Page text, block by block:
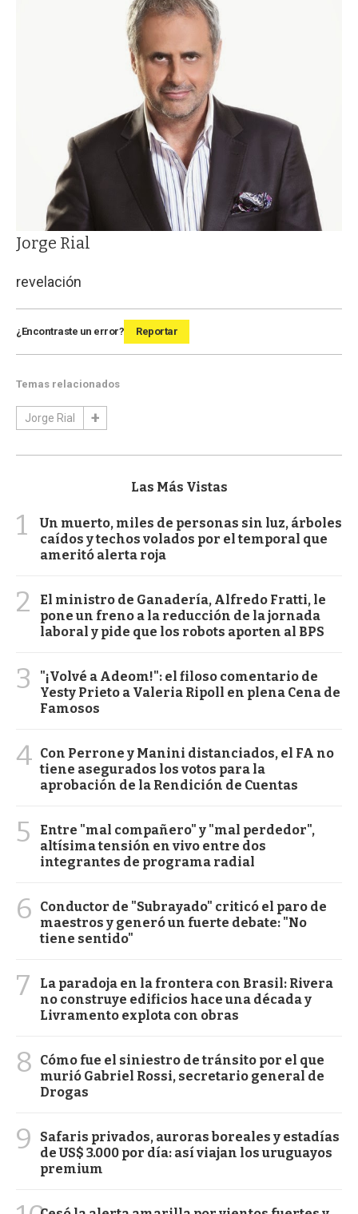
Jorge Rial
revelación
¿Encontraste un error? Reportar
Temas relacionados
Jorge Rial
Las Más Vistas
1
Un muerto, miles de personas sin luz, árboles
caídos y techos volados por el temporal que
ameritó alerta roja
2
El ministro de Ganadería, Alfredo Fratti, le
pone un freno a la reducción de la jornada
laboral y pide que los robots aporten al BPS
3
"¡Volvé a Adeom!": el filoso comentario de
Yesty Prieto a Valeria Ripoll en plena Cena de
Famosos
4 Con Perrone y Manini distanciados, el FA no
tiene asegurados los votos para la
aprobación de la Rendición de Cuentas
5
Entre "mal compañero" y "mal perdedor",
altísima tensión en vivo entre dos
integrantes de programa radial
6
Conductor de "Subrayado" criticó el paro de
maestros y generó un fuerte debate: "No
tiene sentido"
7
La paradoja en la frontera con Brasil: Rivera
no construye edificios hace una década y
Livramento explota con obras
8
Cómo fue el siniestro de tránsito por el que
murió Gabriel Rossi, secretario general de
Drogas
9
Safaris privados, auroras boreales y estadías
de US$ 3.000 por día: así viajan los uruguayos
premium